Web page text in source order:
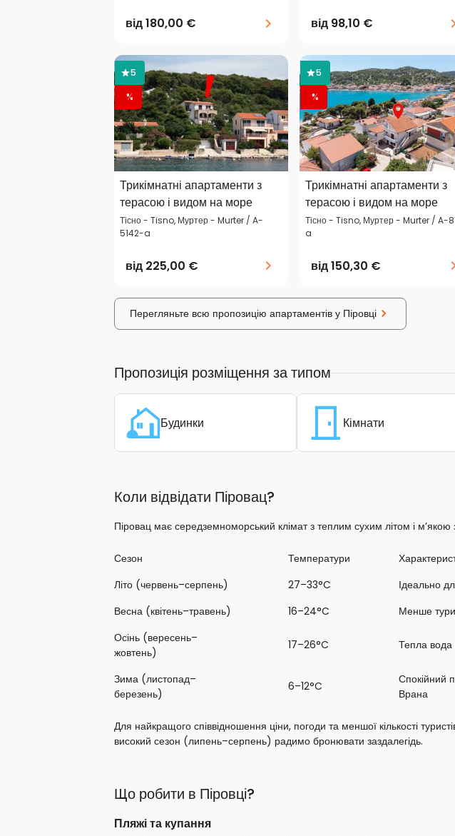
від180,00 € від 98,10 €
Трикімнатні апартаменти з
терасою і видом на море
Тісно - Tisno, Муртер - Murter / A-
5142-a
від 225,00 €
5
%
Трикімнатні апартаменти з
терасою і видом на море
Тісно - Tisno, Муртер - Murter / A-
a
від150,30 €
5
%
Перегляньте всю пропозицію апартаментів у Піровці
Пропозиція розміщення за типом
Будинки Кімнати
Коли відвідати Піровац?
Піровац має середземноморський клімат з теплим сухим літом і
Сезон Температури
Літо (червень–серпень)
27–33°C
Ідеально
Весна (квітень–травень)
16–24°C
Менше
Осінь (вересень–
жовтень)
17–26°C Тепла вода
Зима (листопад–
березень)
6–12°C
Спокійний
Врана
Для найкращого співвідношення ціни, погоди та меншої кількості
високий сезон (липень–серпень) радимо бронювати заздалегідь.
Що робити в Піровці?
Пляжі та купання